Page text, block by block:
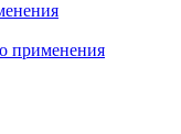
применения